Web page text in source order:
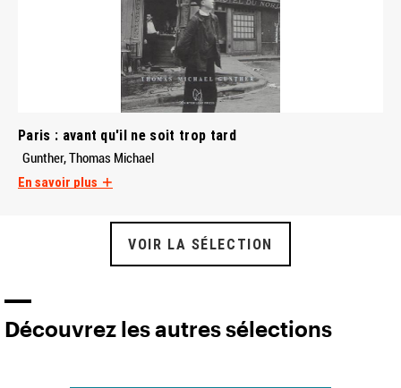
Paris : avant qu'il ne soit trop tard
Gunther, Thomas Michael
En savoir plus
VOIR LA SÉLECTION
Découvrez les autres sélections